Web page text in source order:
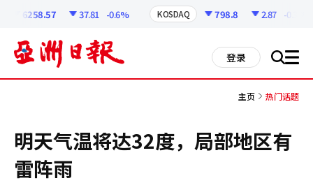
6258.57 37.81 -0.6% KOSDAQ 798.8 2.87 -0.36%
登录 搜 all
主页 热门话题
明天气温将达32度，局部地区有
雷阵雨